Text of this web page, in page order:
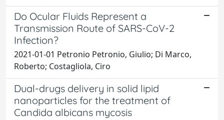
Do Ocular Fluids Represent a
Transmission Route of SARS-CoV-2
Infection?
2021-01-01 Petronio Petronio, Giulio; Di Marco,
Roberto; Costagliola, Ciro
Dual-drugs delivery in solid lipid
nanoparticles for the treatment of
Candida albicans mycosis